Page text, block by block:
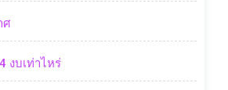
ศ
งบเท่าไหร่